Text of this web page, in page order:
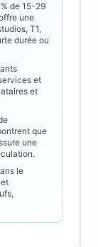
de 15-29
une
T1,
durée ou
et
et
que
une
le